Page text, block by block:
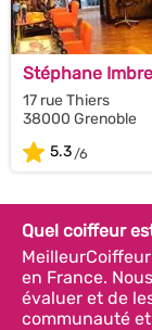
Stéphane
17 rue Thiers
38000 Grenoble
5.3
Quel coiffeur
en France.
évaluer et de
communauté